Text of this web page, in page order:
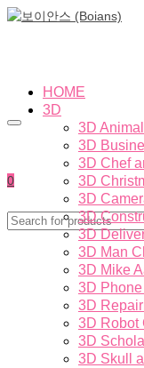
0
HOME
3D
3D
3D
3D Chef
3D
3D
3D
3D
3D Man
3D Mike
3D
3D
3D Robot
3D
3D Skull